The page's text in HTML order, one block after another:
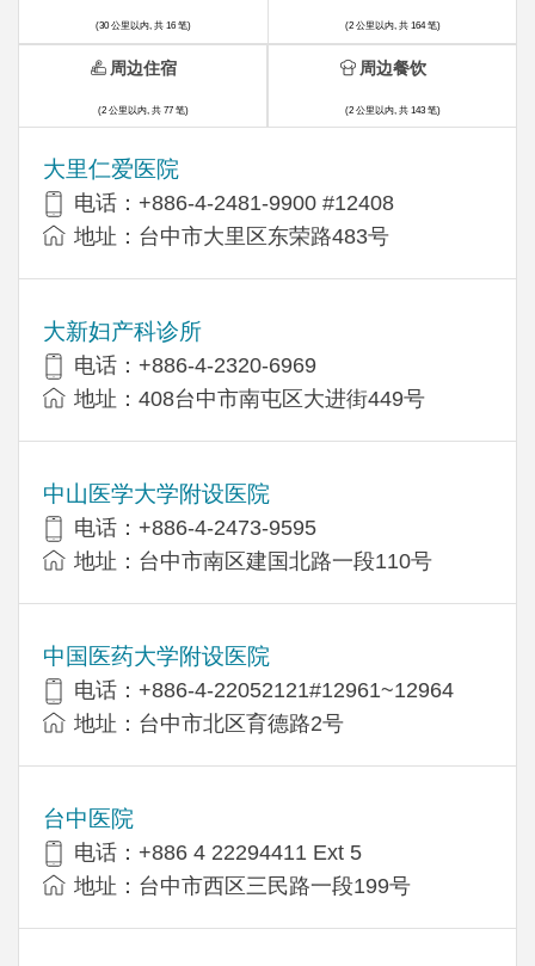
(30 公里以内, 共 16 笔)
大里仁爱医院
电话：+886-4-2481-9900 #12408
地址：台中市大里区东荣路483号
大新妇产科诊所
电话：+886-4-2320-6969
地址：408台中市南屯区大进街449号
中山医学大学附设医院
电话：+886-4-2473-9595
地址：台中市南区建国北路一段110号
中国医药大学附设医院
电话：+886-4-22052121#12961~12964
地址：台中市北区育德路2号
台中医院
电话：+886 4 22294411 Ext 5
地址：台中市西区三民路一段199号
(2 公里以内, 共 164 笔)
周边住宿
(2 公里以内, 共 77 笔)
周边餐饮
(2 公里以内, 共 143 笔)